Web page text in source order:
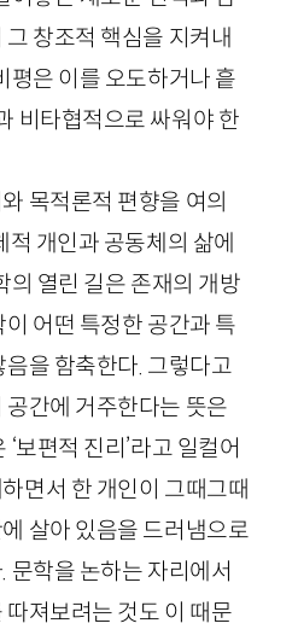
창조적 핵심을 지켜내
평은 이를 오도하거나 흩
비타협적으로 싸워야 한
목적론적 편향을 여의
개인과 공동체의 삶에
의 열린 길은 존재의 개방
어떤 특정한 공간과 특
을 함축한다. 그렇다고
간에 거주한다는 뜻은
보편적 진리’라고 일컬어
면서 한 개인이 그때그때
살아 있음을 드러냄으로
문학을 논하는 자리에서
져보려는 것도 이 때문